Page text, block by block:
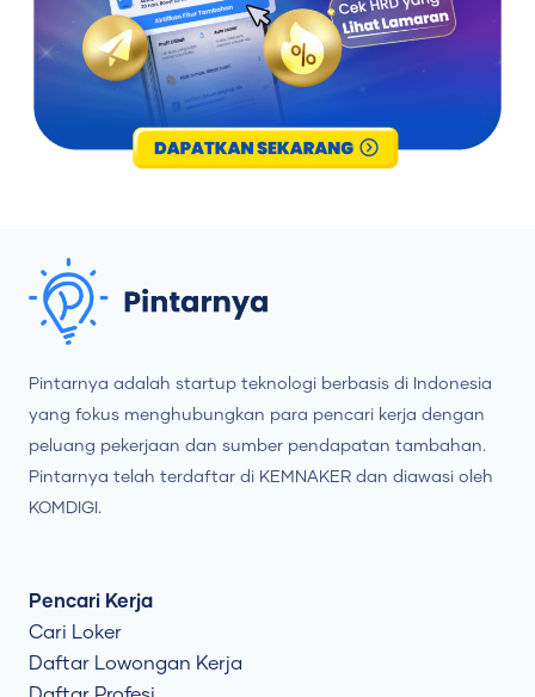
Pintarnya adalah startup teknologi berbasis di Indonesia
yang fokus menghubungkan para pencari kerja dengan
peluang pekerjaan dan sumber pendapatan tambahan.
Pintarnya telah terdaftar di KEMNAKER dan diawasi oleh
KOMDIGI.
Pencari Kerja
Cari Loker
Daftar Lowongan Kerja